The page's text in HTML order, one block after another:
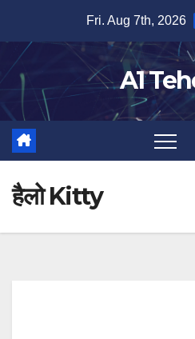
content
Fri. Aug 7th, 2026
A1
हैलो Kitty